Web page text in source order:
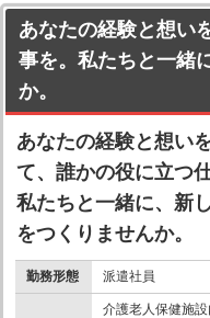
あなたの経験と想い
事を。私たちと一緒
か。
あなたの経験と想い
て、誰かの役に立つ仕
私たちと一緒に、新
をつくりませんか。
勤務形態 派遣社員
介護老人保健施